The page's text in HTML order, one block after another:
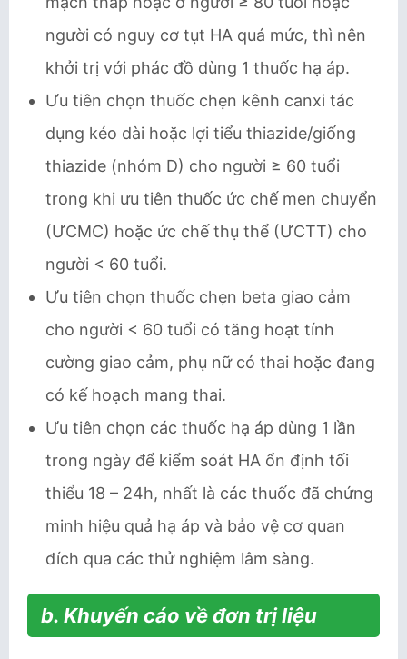
người có nguy cơ tụt HA quá mức, thì nên
khởi trị với phác đồ dùng 1 thuốc hạ áp.
Ưu tiên chọn thuốc chẹn kênh canxi tác
dụng kéo dài hoặc lợi tiểu thiazide/giống
thiazide (nhóm D) cho người ≥ 60 tuổi
trong khi ưu tiên thuốc ức chế men chuyển
(ƯCMC) hoặc ức chế thụ thể (ƯCTT) cho
người < 60 tuổi.
Ưu tiên chọn thuốc chẹn beta giao cảm
cho người < 60 tuổi có tăng hoạt tính
cường giao cảm, phụ nữ có thai hoặc đang
có kế hoạch mang thai.
Ưu tiên chọn các thuốc hạ áp dùng 1 lần
trong ngày để kiểm soát HA ổn định tối
thiểu 18 – 24h, nhất là các thuốc đã chứng
minh hiệu quả hạ áp và bảo vệ cơ quan
đích qua các thử nghiệm lâm sàng.
b. Khuyến cáo về đơn trị liệu